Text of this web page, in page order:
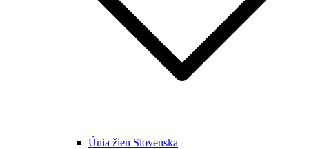
Únia žien Slovenska